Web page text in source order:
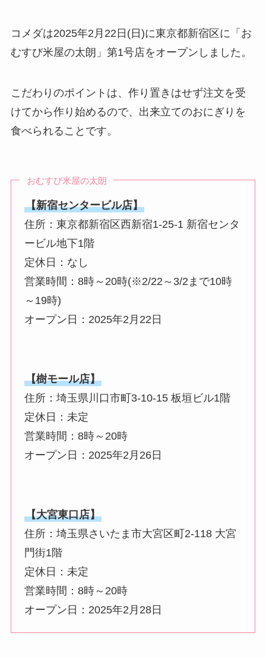
コメダは2025年2月22日(日)に東京都新宿区に「お
むすび米屋の太朗」第1号店をオープンしました。
こだわりのポイントは、作り置きはせず注文を受
けてから作り始めるので、出来立てのおにぎりを
食べられることです。
おむすび米屋の太朗
【新宿センタービル店】
住所：東京都新宿区西新宿1-25-1 新宿センタ
ービル地下1階
定休日：なし
営業時間：8時～20時(※2/22～3/2まで10時
～19時)
オープン日：2025年2月22日
【樹モール店】
住所：埼玉県川口市町3-10-15 板垣ビル1階
定休日：未定
営業時間：8時～20時
オープン日：2025年2月26日
【大宮東口店】
住所：埼玉県さいたま市大宮区町2-118 大宮
門街1階
定休日：未定
営業時間：8時～20時
オープン日：2025年2月28日